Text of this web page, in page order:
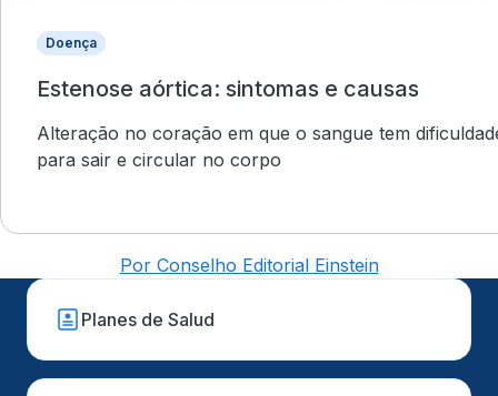
Doença
Estenose aórtica: sintomas e causas
Alteração no coração em que o sangue tem
para sair e circular no corpo
Por Conselho Editorial Einstein
Planes de Salud